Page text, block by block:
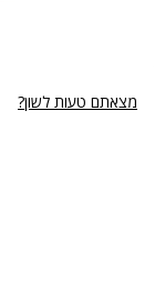
מצאתם טעות לשון?